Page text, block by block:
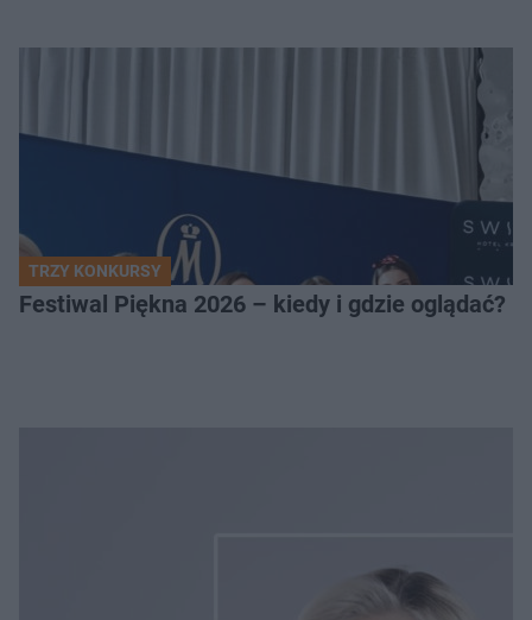
TRZY KONKURSY
Festiwal Piękna 2026 – kiedy i gdzie oglądać?